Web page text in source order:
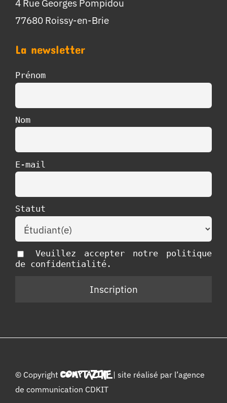
4 Rue Georges Pompidou
77680 Roissy-en-Brie
La newsletter
Prénom
Nom
E-mail
Statut
Veuillez accepter notre politique
de confidentialité.
© Copyright COMPTAZINE| site réalisé par l’agence
de communication CDKIT